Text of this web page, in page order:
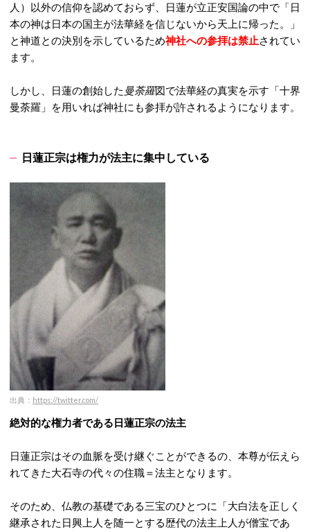
人）以外の信仰を認めておらず、日蓮が立正安国論の中で「日
本の神は日本の国主が法華経を信じないから天上に帰った。」
と神道との決別を示しているため神社への参拝は禁止されてい
ます。
しかし、日蓮の創始した 曼荼羅図で法華経の真実を示す「十界
曼荼羅」を用いれば神社にも参拝が許されるようになります。
日蓮正宗は権力が法主に集中している
出典： https://twitter.com/
絶対的な権力者である日蓮正宗の法主
日蓮正宗はその血脈を受け継ぐことができるの、本尊が伝えら
れてきた大石寺の代々の住職＝法主となります。
そのため、仏教の基礎である三宝のひとつに「大白法を正しく
継承された日興上人を随一とする歴代の法主上人が僧宝であ